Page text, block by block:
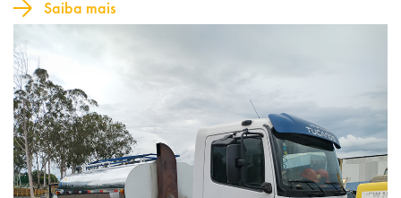
Saiba mais